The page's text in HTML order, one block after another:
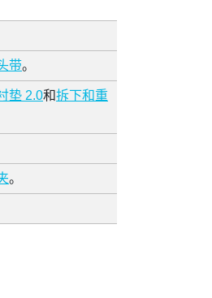
带。
垫 2.0和拆下和重
。